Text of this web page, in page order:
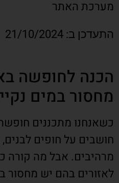
מערכת האתר
התעדכן ב: 21/10/2024
הכנה לחופשה
מחסור במים
כשאנחנו מתכננים
חושבים על חופים
מרהיבים. אבל מה קורה
לאזורים בהם יש מחסור